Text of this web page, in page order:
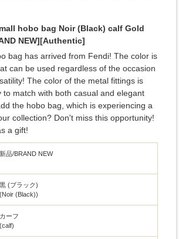
hobo bag Noir (Black) calf Gold
NEW][Authentic]
bag has arrived from Fendi! The color is
can be used regardless of the occasion
The color of the metal fittings is
to match with both casual and elegant
the hobo bag, which is experiencing a
collection? Don't miss this opportunity!
a gift!
新品/BRAND NEW
黒 (ブラック)
(Noir (Black))
カーフ
(calf)